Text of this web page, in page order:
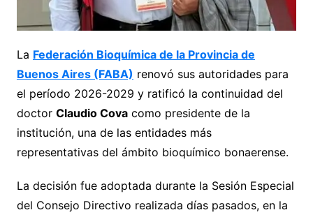
La Federación Bioquímica de la Provincia de
Buenos Aires (FABA) renovó sus autoridades para
el período 2026-2029 y ratificó la continuidad del
doctor Claudio Covacomo presidente de la
institución, una de las entidades más
representativas del ámbito bioquímico bonaerense.
La decisión fue adoptada durante la Sesión Especial
del Consejo Directivo realizada días pasados, en la